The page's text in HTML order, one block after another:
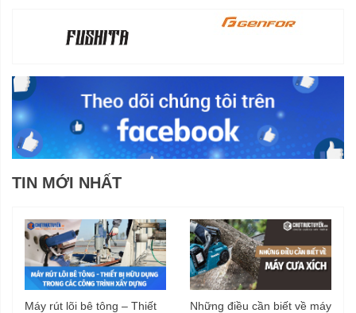
TIN MỚI NHẤT
Máy rút lõi bê tông – Thiết
Những điều cần biết về máy